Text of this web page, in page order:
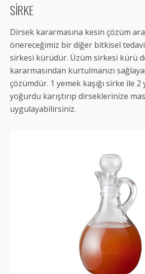
SİRKE
Dirsek kararmasına kesin çözüm
önereceğimiz bir diğer bitkisel
sirkesi kürüdür. Üzüm sirkesi kürü
kararmasından kurtulmanızı
çözümdür. 1 yemek kaşığı sirke ile 2
yoğurdu karıştırıp dirseklerinize
uygulayabilirsiniz.